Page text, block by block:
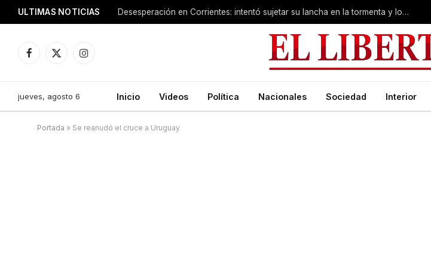
ULTIMAS NOTICIAS Desesperación en Corrientes: intentó sujetar su lancha en la tormenta y lo arrastró el río
Facebook
X
Instagram
jueves, agosto 6 Inicio Videos Política Nacionales Sociedad Interior
Portada » Se reanudó el cruce a Uruguay